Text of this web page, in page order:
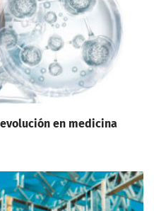
en medicina